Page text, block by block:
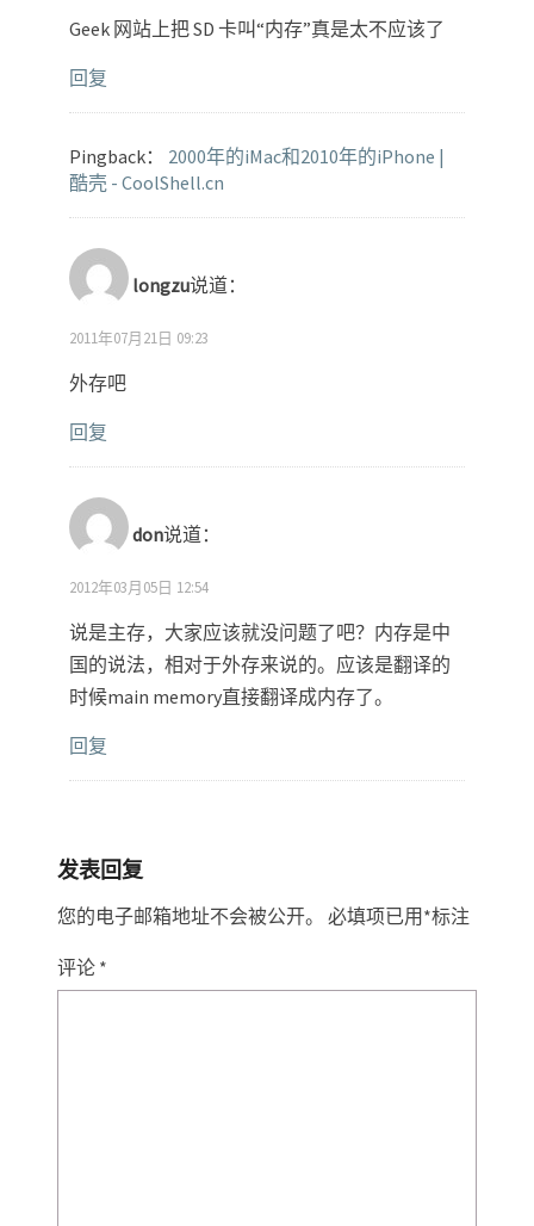
Geek 网站上把 SD 卡叫“内存”真是太不应该了
回复
Pingback： 2000年的iMac和2010年的iPhone |
酷壳 - CoolShell.cn
longzu说道：
2011年07月21日 09:23
外存吧
回复
don说道：
2012年03月05日 12:54
说是主存，大家应该就没问题了吧？内存是中
国的说法，相对于外存来说的。应该是翻译的
时候main memory直接翻译成内存了。
回复
发表回复
您的电子邮箱地址不会被公开。 必填项已用*标注
评论 *